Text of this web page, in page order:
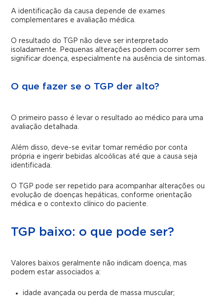
A identificação da causa depende de exames
complementares e avaliação médica.
O resultado do TGP não deve ser interpretado
isoladamente. Pequenas alterações podem ocorrer sem
significar doença, especialmente na ausência de sintomas.
O que fazer se o TGP der alto?
O primeiro passo é levar o resultado ao médico para uma
avaliação detalhada.
Além disso, deve-se evitar tomar remédio por conta
própria e ingerir bebidas alcoólicas até que a causa seja
identificada.
O TGP pode ser repetido para acompanhar alterações ou
evolução de doenças hepáticas, conforme orientação
médica e o contexto clínico do paciente.
TGP baixo: o que pode ser?
Valores baixos geralmente não indicam doença, mas
podem estar associados a:
idade avançada ou perda de massa muscular;